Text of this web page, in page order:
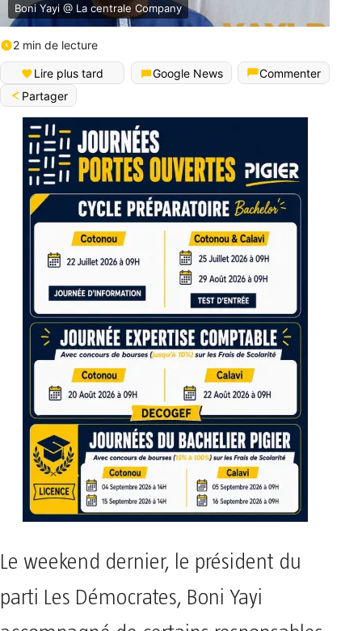
Boni Yayi @ La centrale Company
2 min de lecture
Lire plus tard Google News
Commenter
Partager
Le weekend dernier, le président du
parti Les Démocrates, Boni Yayi